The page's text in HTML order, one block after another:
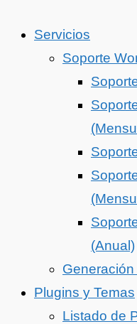
Servicios
Soporte
(Anual)
Plugins y Temas
Listado de